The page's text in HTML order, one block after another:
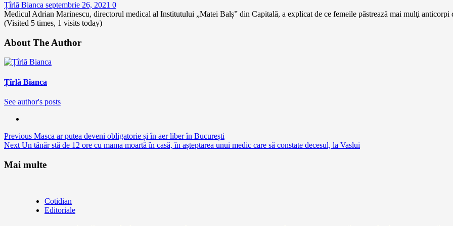
Țîrlă Bianca septembrie 26, 2021 0
Medicul Adrian Marinescu, directorul medical al Institutului „Matei Balș” din Capitală, a explicat de ce femeile păstrează mai mulţi anticorpi
(Visited 5 times, 1 visits today)
About The Author
Țîrlă Bianca
See author's posts
Continue
Reading
Previous Masca ar putea deveni obligatorie și în aer liber în București
Next Un tânăr stă de 12 ore cu mama moartă în casă, în așteptarea unui medic care să constate decesul, la Vaslui
Mai multe
Cotidian
Editoriale